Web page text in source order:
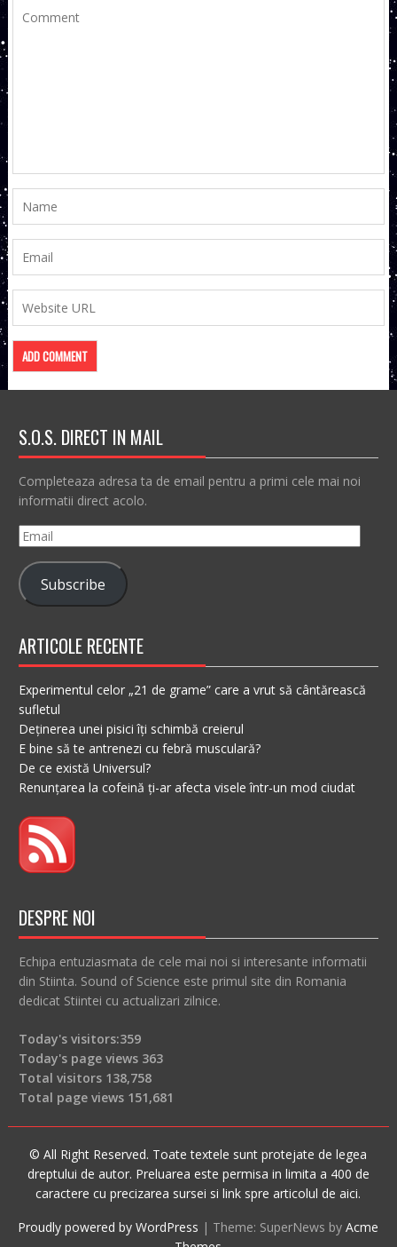
S.O.S. DIRECT IN MAIL
Completeaza adresa ta de email pentru a primi cele mai noi
informatii direct acolo.
Email
Subscribe
ARTICOLE RECENTE
Experimentul celor „21 de grame” care a vrut să cântărească
sufletul
Deținerea unei pisici îți schimbă creierul
E bine să te antrenezi cu febră musculară?
De ce există Universul?
Renunțarea la cofeină ți-ar afecta visele într-un mod ciudat
DESPRE NOI
Echipa entuziasmata de cele mai noi si interesante informatii
din Stiinta. Sound of Science este primul site din Romania
dedicat Stiintei cu actualizari zilnice.
Today's visitors:359
Today's page views 363
Total visitors 138,758
Total page views 151,681
© All Right Reserved. Toate textele sunt protejate de legea
dreptului de autor. Preluarea este permisa in limita a 400 de
caractere cu precizarea sursei si link spre articolul de aici.
Proudly powered by WordPress | Theme: SuperNews byAcme